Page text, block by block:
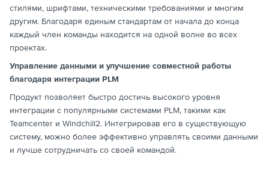
стилями, шрифтами, техническими требованиями и многим
другим. Благодаря единым стандартам от начала до конца
каждый член команды находится на одной волне во всех
проектах.
Управление данными и улучшение совместной работы
благодаря интеграции PLM
Продукт позволяет быстро достичь высокого уровня
интеграции с популярными системами PLM, такими как
Teamcenter и Windchill2. Интегрировав его в существующую
систему, можно более эффективно управлять своими данными
и лучше сотрудничать со своей командой.